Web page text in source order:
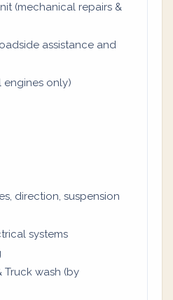
(mechanical repairs &
assistance and
engines only)
direction, suspension
systems
Truck wash (by